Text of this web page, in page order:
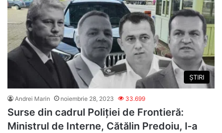
ȘTIRI
Andrei Marin noiembrie 28, 2023 33.699
Surse din cadrul Poliției de Frontieră:
Ministrul de Interne, Cătălin Predoiu, l-a